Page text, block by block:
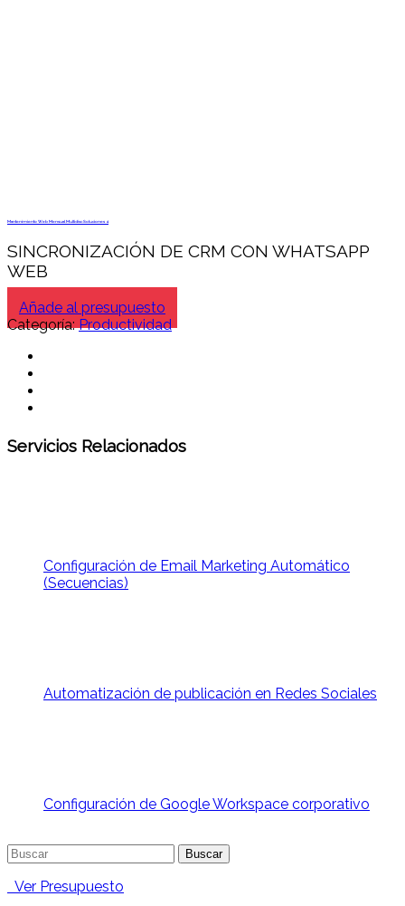
Mantenimiento Web Mensual Multidisc Soluciones 4
SINCRONIZACIÓN DE CRM CON WHATSAPP
WEB
Añade al presupuesto
Categoría:Productividad
Servicios Relacionados
Configuración de Email Marketing Automático
(Secuencias)
Automatización de publicación en Redes Sociales
Configuración de Google Workspace corporativo
Buscar:
Ver Presupuesto